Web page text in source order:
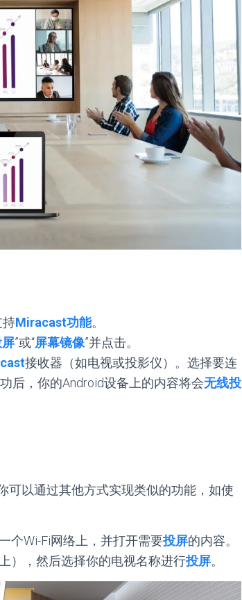
持Miracast功能。
”或“屏幕镜像”并点击。
接收器（如电视或投影仪）。选择要连
后，你的Android设备上的内容将会无线投
可以通过其他方式实现类似的功能，如使
个Wi-Fi网络上，并打开需要投屏的内容。
），然后选择你的电视名称进行投屏。